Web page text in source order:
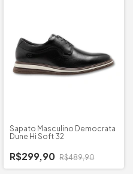
Sapato Masculino Democrata
Dune Hi Soft 32
R$299,90 R$489,90